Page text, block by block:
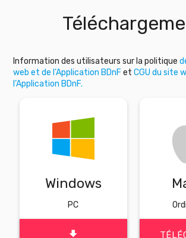
Information des utilisateurs sur la politique
web et de l’Application BDnF etCGU du site
l’Application BDnF.
Windows
PC
file_download